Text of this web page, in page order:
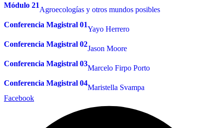
Módulo 21
Agroecologías y otros mundos posibles
Conferencia Magistral 01
Yayo Herrero
Conferencia Magistral 02
Jason Moore
Conferencia Magistral 03
Marcelo Firpo Porto
Conferencia Magistral 04
Maristella Svampa
Facebook